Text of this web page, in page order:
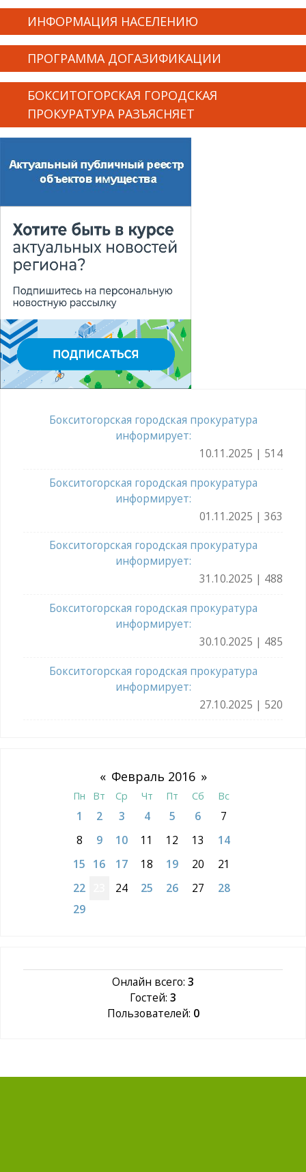
ИНФОРМАЦИЯ НАСЕЛЕНИЮ
ПРОГРАММА ДОГАЗИФИКАЦИИ
БОКСИТОГОРСКАЯ ГОРОДСКАЯ
ПРОКУРАТУРА РАЗЪЯСНЯЕТ
Бокситогорская городская прокуратура
информирует:
10.11.2025 | 514
Бокситогорская городская прокуратура
информирует:
01.11.2025 | 363
Бокситогорская городская прокуратура
информирует:
31.10.2025 | 488
Бокситогорская городская прокуратура
информирует:
30.10.2025 | 485
Бокситогорская городская прокуратура
информирует:
27.10.2025 | 520
« Февраль 2016 »
Пн Вт Ср Чт Пт Сб Вс
1 2 3 4 5 6
7
8
9 10 11 12 13
14
15 16 17 18 19 20
21
22
24 25 26 27
28
29
Онлайн всего: 3
Гостей: 3
Пользователей: 0